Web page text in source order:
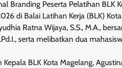
Branding Peserta Pelatihan
di Balai Latihan Kerja (BLK)
Ratna Wijaya, S.S., M.A.,
serta melibatkan dua
BLK Kota Magelang,